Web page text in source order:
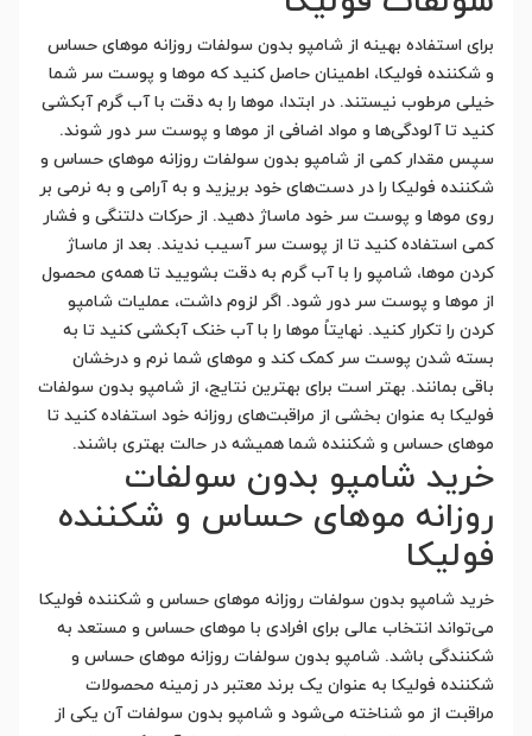
برای استفاده بهینه از شامپو بدون سولفات روزانه موهای حساس
و شکننده فولیکا، اطمینان حاصل کنید که موها و پوست سر شما
خیلی مرطوب نیستند. در ابتدا، موها را به دقت با آب گرم آبکشی
کنید تا آلودگی‌ها و مواد اضافی از موها و پوست سر دور شوند.
سپس مقدار کمی از شامپو بدون سولفات روزانه موهای حساس و
شکننده فولیکا را در دست‌های خود بریزید و به آرامی و به نرمی بر
روی موها و پوست سر خود ماساژ دهید. از حرکات دلتنگی و فشار
کمی استفاده کنید تا از پوست سر آسیب ندیند. بعد از ماساژ
کردن موها، شامپو را با آب گرم به دقت بشویید تا همه‌ی محصول
از موها و پوست سر دور شود. اگر لزوم داشت، عملیات شامپو
کردن را تکرار کنید. نهایتاً موها را با آب خنک آبکشی کنید تا به
بسته شدن پوست سر کمک کند و موهای شما نرم و درخشان
باقی بمانند. بهتر است برای بهترین نتایج، از شامپو بدون سولفات
فولیکا به عنوان بخشی از مراقبت‌های روزانه خود استفاده کنید تا
موهای حساس و شکننده شما همیشه در حالت بهتری باشند.
خرید شامپو بدون سولفات
روزانه موهای حساس و شکننده
فولیکا
خرید شامپو بدون سولفات روزانه موهای حساس و شکننده فولیکا
می‌تواند انتخاب عالی برای افرادی با موهای حساس و مستعد به
شکنندگی باشد. شامپو بدون سولفات روزانه موهای حساس و
شکننده فولیکا به عنوان یک برند معتبر در زمینه محصولات
مراقبت از مو شناخته می‌شود و شامپو بدون سولفات آن یکی از